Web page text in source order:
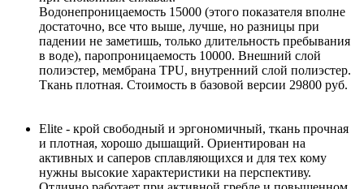
Водонепроницаемость 15000 (этого показателя вполне
достаточно, все что выше, лучше, но разницы при
падении не заметишь, только длительность пребывания
в воде), паропроницаемость 10000. Внешний слой
полиэстер, мембрана TPU, внутренний слой полиэстер.
Ткань плотная. Стоимость в базовой версии 29800 руб.
Elite - крой свободный и эргономичный, ткань прочная
и плотная, хорошо дышащий. Ориентирован на
активных и саперов сплавляющихся и для тех кому
нужны высокие характеристики на перспективу.